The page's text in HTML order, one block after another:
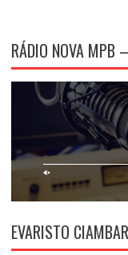
RÁDIO NOVA MPB
EVARISTO